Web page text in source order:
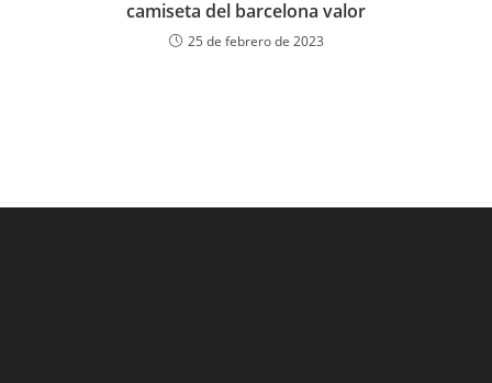
camiseta del barcelona valor
25 de febrero de 2023